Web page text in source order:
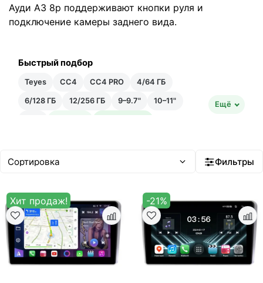
Ауди А3 8р поддерживают кнопки руля и
подключение камеры заднего вида.
Быстрый подбор
Teyes CC4 CC4 PRO 4/64 ГБ
6/128 ГБ 12/256 ГБ 9–9.7" 10–11" Ещё
Фильтры
Хит продаж! -21%